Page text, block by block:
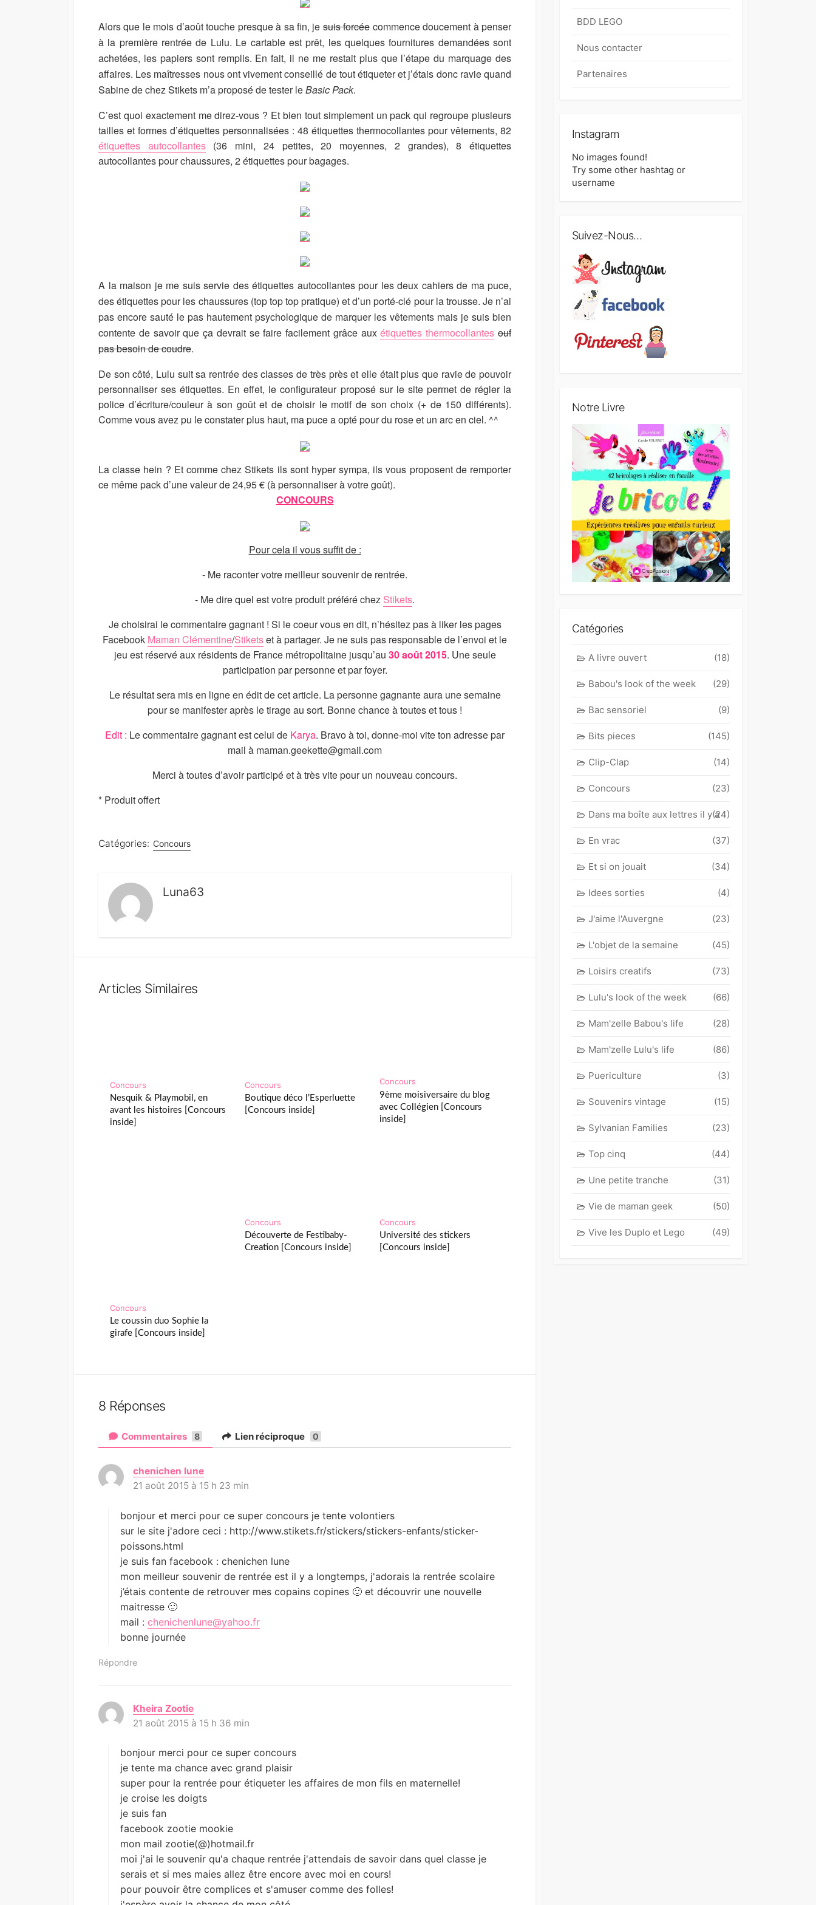
H
E
D
T
D
I
F
D
A
T
E
Alors que le mois d’août touche presque à sa fin, jesuis forcéecommence doucement à penser
à la première rentrée de Lulu. Le cartable est prêt, les quelques fournitures demandées sont
achetées, les papiers sont remplis. En fait, il ne me restait plus que l’étape du marquage des
affaires. Les maîtresses nous ont vivement conseillé de tout étiqueter et j’étais donc ravie quand
Sabine de chez Stikets m’a proposé de tester leBasic Pack.
C’est quoi exactement me direz-vous ? Et bien tout simplement un pack qui regroupe plusieurs
tailles et formes d’étiquettes personnalisées : 48 étiquettes thermocollantes pour vêtements, 82
étiquettes autocollantes(36 mini, 24 petites, 20 moyennes, 2 grandes), 8 étiquettes
autocollantes pour chaussures, 2 étiquettes pour bagages.
A la maison je me suis servie des étiquettes autocollantes pour les deux cahiers de ma puce,
des étiquettes pour les chaussures (top top top pratique) et d’un porté-clé pour la trousse. Je n’ai
pas encore sauté le pas hautement psychologique de marquer les vêtements mais je suis bien
contente de savoir que ça devrait se faire facilement grâce auxétiquettes thermocollantes ouf
pas besoin de coudre.
De son côté, Lulu suit sa rentrée des classes de très près et elle était plus que ravie de pouvoir
personnaliser ses étiquettes. En effet, le configurateur proposé sur le site permet de régler la
police d’écriture/couleur à son goût et de choisir le motif de son choix (+ de 150 différents).
Comme vous avez pu le constater plus haut, ma puce a opté pour du rose et un arc en ciel. ^^
La classe hein ? Et comme chez Stikets ils sont hyper sympa, ils vous proposent de remporter
ce même pack d’une valeur de 24,95 € (à personnaliser à votre goût).
CONCOURS
Pour cela il vous suffit de :
- Me raconter votre meilleur souvenir de rentrée.
- Me dire quel est votre produit préféré chez Stikets.
Je choisirai le commentaire gagnant ! Si le coeur vous en dit, n’hésitez pas à liker les pages
Facebook Maman Clémentine/Stiketset à partager. Je ne suis pas responsable de l’envoi et le
jeu est réservé aux résidents de France métropolitaine jusqu’au 30 août 2015. Une seule
participation par personne et par foyer.
Le résultat sera mis en ligne en édit de cet article. La personne gagnante aura une semaine
pour se manifester après le tirage au sort. Bonne chance à toutes et tous !
Edit : Le commentaire gagnant est celui de Karya. Bravo à toi, donne-moi vite ton adresse par
mail à maman.geekette@gmail.com
Merci à toutes d’avoir participé et à très vite pour un nouveau concours.
* Produit offert
Catégories: Concours
Luna63
Articles Similaires
Concours
Nesquik & Playmobil, en
avant les histoires [Concours
inside]
Concours
Boutique déco l’Esperluette
[Concours inside]
Concours
9ème moisiversaire du blog
avec Collégien [Concours
inside]
Concours
Le coussin duo Sophie la
girafe [Concours inside]
Concours
Découverte de Festibaby-
Creation [Concours inside]
Concours
Université des stickers
[Concours inside]
8 Réponses
Commentaires 8 Lien réciproque 0
chenichen lune
i
:
21 août 2015 à 15 h 23 min
bonjour et merci pour ce super concours je tente volontiers
sur le site j'adore ceci : http://www.stikets.fr/stickers/stickers-enfants/sticker-
poissons.html
je suis fan facebook : chenichen lune
mon meilleur souvenir de rentrée est il y a longtemps, j'adorais la rentrée scolaire
j’étais contente de retrouver mes copains copines 🙂 et découvrir une nouvelle
maitresse 🙂
mail : chenichenlune@yahoo.fr
bonne journée
Répondre
Kheira Zootie
i
:
21 août 2015 à 15 h 36 min
bonjour merci pour ce super concours
je tente ma chance avec grand plaisir
super pour la rentrée pour étiqueter les affaires de mon fils en maternelle!
je croise les doigts
je suis fan
facebook zootie mookie
mon mail zootie(@)hotmail.fr
moi j'ai le souvenir qu'a chaque rentrée j'attendais de savoir dans quel classe je
serais et si mes maies allez être encore avec moi en cours!
pour pouvoir être complices et s'amuser comme des folles!
BDD LEGO
Nous contacter
Partenaires
Instagram
No images found!
Try some other hashtag or
username
Suivez-Nous…
Notre Livre
Catégories
A livre ouvert (18)
Babou's look of the week (29)
Bac sensoriel (9)
Bits pieces (145)
Clip-Clap (14)
Concours (23)
Dans ma boîte aux lettres il y a(24)
En vrac (37)
Et si on jouait (34)
Idees sorties (4)
J'aime l'Auvergne (23)
L'objet de la semaine (45)
Loisirs creatifs (73)
Lulu's look of the week (66)
Mam'zelle Babou's life (28)
Mam'zelle Lulu's life (86)
Puericulture (3)
Souvenirs vintage (15)
Sylvanian Families (23)
Top cinq (44)
Une petite tranche (31)
Vie de maman geek (50)
Vive les Duplo et Lego (49)